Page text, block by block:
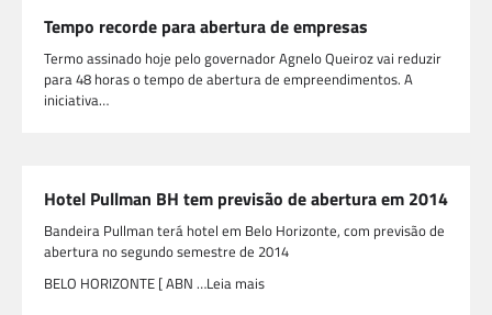
Tempo recorde para abertura de empresas
Termo assinado hoje pelo governador Agnelo Queiroz vai reduzir
para 48 horas o tempo de abertura de empreendimentos. A
iniciativa…
Hotel Pullman BH tem previsão de abertura em 2014
Bandeira Pullman terá hotel em Belo Horizonte, com previsão de
abertura no segundo semestre de 2014
BELO HORIZONTE [ ABN …Leia mais